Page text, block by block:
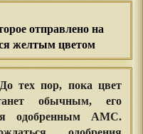
отправлено на
желтым цветом
До тех пор, пока цвет
обычным, его
одобренным АМС.